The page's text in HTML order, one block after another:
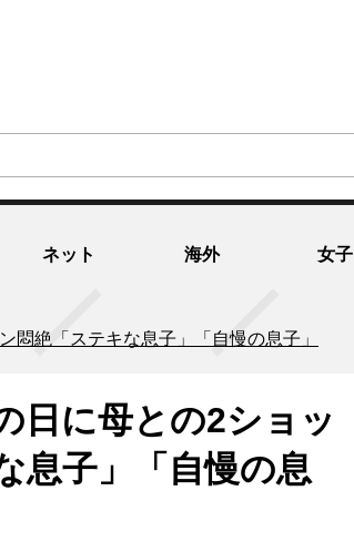
ネット 海外 女子
悶絶「ステキな息子」「自慢の息子」
日に母との2ショッ
息子」「自慢の息